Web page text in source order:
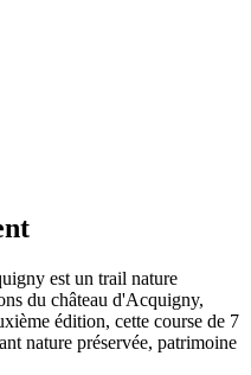
est un trail nature
du château d'Acquigny,
édition, cette course de 7
nature préservée, patrimoine